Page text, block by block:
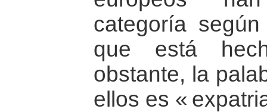
categoría
que está
obstante, la
ellos es «